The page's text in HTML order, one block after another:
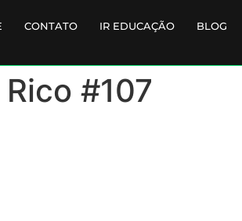
CONTATO IR EDUCAÇÃO BLOG
#107